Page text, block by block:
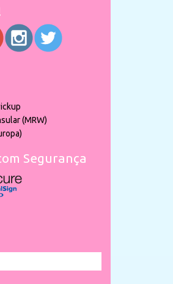
(MRW)
Segurança